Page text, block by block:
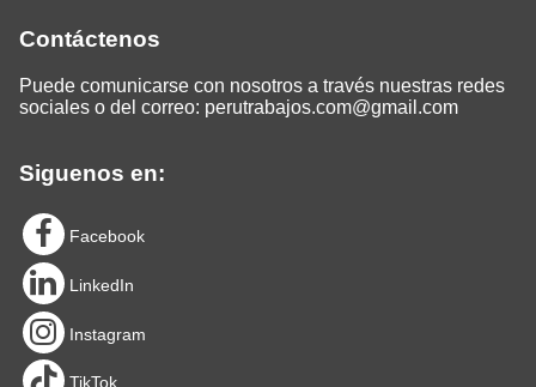
Contáctenos
Puede comunicarse con nosotros a través nuestras redes
sociales o del correo: perutrabajos.com@gmail.com
Siguenos en:
Facebook
LinkedIn
Instagram
TikTok